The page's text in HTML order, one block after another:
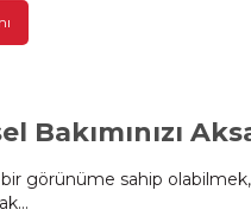
Bakımınızı
görünüme sahip